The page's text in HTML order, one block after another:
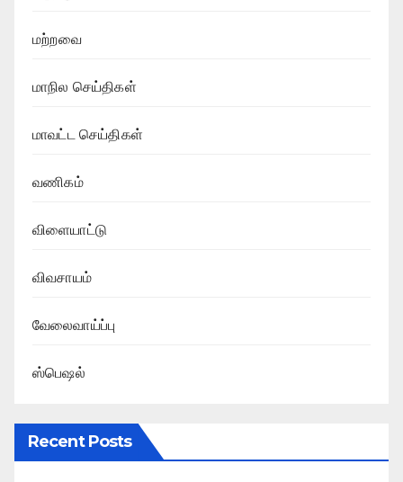
மற்றவை
மாநில செய்திகள்
மாவட்ட செய்திகள்
வணிகம்
விளையாட்டு
விவசாயம்
வேலைவாய்ப்பு
ஸ்பெஷல்
Recent Posts